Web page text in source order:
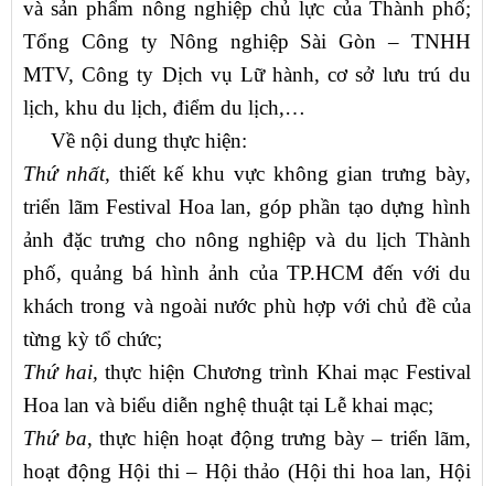
và sản phẩm nông nghiệp chủ lực của Thành phố;
Tổng Công ty Nông nghiệp Sài Gòn – TNHH
MTV, Công ty Dịch vụ Lữ hành, cơ sở lưu trú du
lịch, khu du lịch, điểm du lịch,…
Về nội dung thực hiện:
Thứ nhất, thiết kế khu vực không gian trưng bày,
triển lãm Festival Hoa lan, góp phần tạo dựng hình
ảnh đặc trưng cho nông nghiệp và du lịch Thành
phố, quảng bá hình ảnh của TP.HCM đến với du
khách trong và ngoài nước phù hợp với chủ đề của
từng kỳ tổ chức;
Thứ hai, thực hiện Chương trình Khai mạc Festival
Hoa lan và biểu diễn nghệ thuật tại Lễ khai mạc;
Thứ ba, thực hiện hoạt động trưng bày – triển lãm,
hoạt động Hội thi – Hội thảo (Hội thi hoa lan, Hội